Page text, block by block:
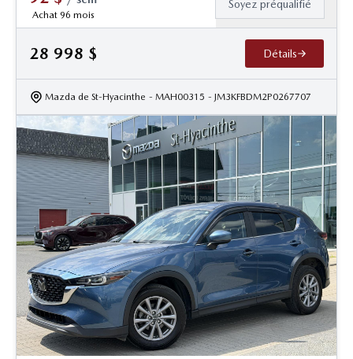
Achat 96 mois
Soyez préqualifié
28 998 $ Détails
Mazda de St-Hyacinthe - MAH00315 - JM3KFBDM2P0267707